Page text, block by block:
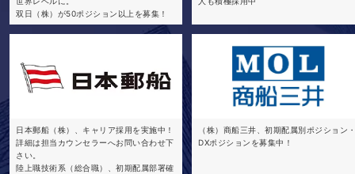
双日（株）が50ポジション以上を募集！
日本郵船（株）、キャリア採用を実施中！
詳細は担当カウンセラーへお問い合わせ下
さい。
陸上職技術系（総合職）、初期配属部署確
（株）商船三井、初期配属別ポジション
DXポジションを募集中！